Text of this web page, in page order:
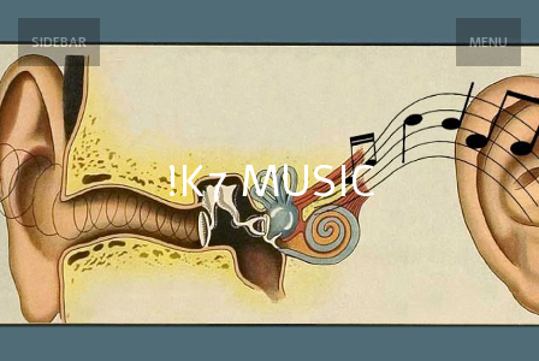
SIDEBAR MENU
!K7 MUSIC